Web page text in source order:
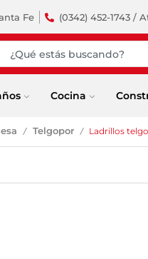
Fe (0342) 452-1743 /
Cocina
/ Telgopor / Ladrillos